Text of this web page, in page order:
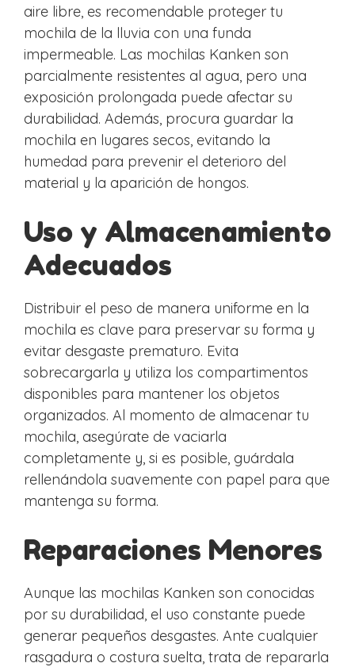
aire libre, es recomendable proteger tu
mochila de la lluvia con una funda
impermeable. Las mochilas Kanken son
parcialmente resistentes al agua, pero una
exposición prolongada puede afectar su
durabilidad. Además, procura guardar la
mochila en lugares secos, evitando la
humedad para prevenir el deterioro del
material y la aparición de hongos.
Uso y Almacenamiento
Adecuados
Distribuir el peso de manera uniforme en la
mochila es clave para preservar su forma y
evitar desgaste prematuro. Evita
sobrecargarla y utiliza los compartimentos
disponibles para mantener los objetos
organizados. Al momento de almacenar tu
mochila, asegúrate de vaciarla
completamente y, si es posible, guárdala
rellenándola suavemente con papel para que
mantenga su forma.
Reparaciones Menores
Aunque las mochilas Kanken son conocidas
por su durabilidad, el uso constante puede
generar pequeños desgastes. Ante cualquier
rasgadura o costura suelta, trata de repararla